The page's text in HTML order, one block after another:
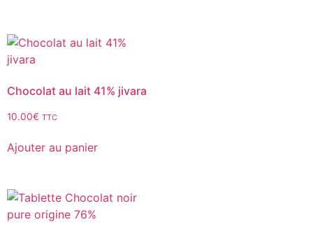
Chocolat au lait 41% jivara
10.00€ TTC
Ajouter au panier